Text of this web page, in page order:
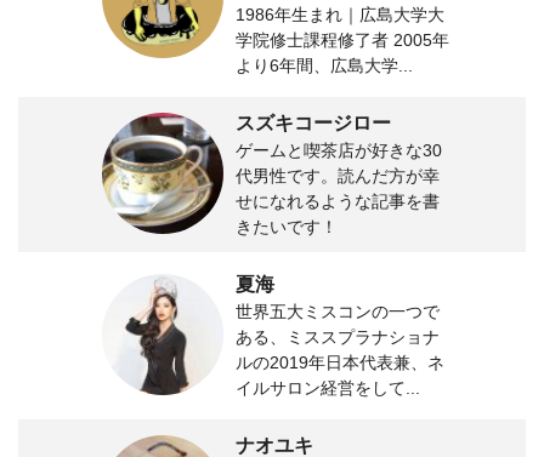
1986年生まれ｜広島大学大
学院修士課程修了者 2005年
より6年間、広島大学...
スズキコージロー
ゲームと喫茶店が好きな30
代男性です。読んだ方が幸
せになれるような記事を書
きたいです！
夏海
世界五大ミスコンの一つで
ある、ミススプラナショナ
ルの2019年日本代表兼、ネ
イルサロン経営をして...
ナオユキ